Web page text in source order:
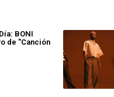
BONI
de "Canción